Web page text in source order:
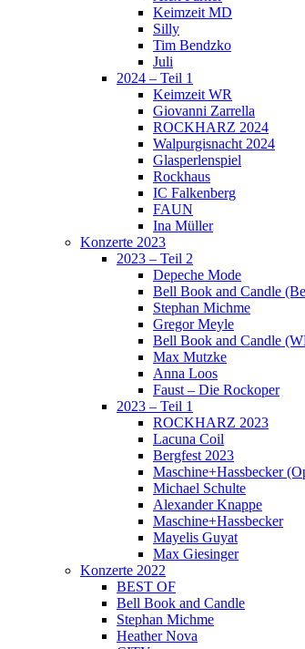
Keimzeit MD
Silly
Tim Bendzko
Juli
2024 – Teil 1
Keimzeit WR
Giovanni Zarrella
ROCKHARZ 2024
Walpurgisnacht 2024
Glasperlenspiel
Rockhaus
IC Falkenberg
FAUN
Ina Müller
Konzerte 2023
2023 – Teil 2
Depeche Mode
Bell Book and Candle
Stephan Michme
Gregor Meyle
Bell Book and Candle
Max Mutzke
Anna Loos
Faust – Die Rockoper
2023 – Teil 1
ROCKHARZ 2023
Lacuna Coil
Bergfest 2023
Maschine+Hassbecker
Michael Schulte
Alexander Knappe
Maschine+Hassbecker
Mayelis Guyat
Max Giesinger
Konzerte 2022
BEST OF
Bell Book and Candle
Stephan Michme
Heather Nova